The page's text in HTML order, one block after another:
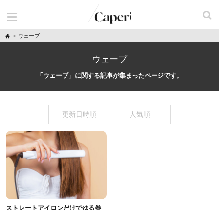
H
o
ウェーブ
ウェーブ
「ウェーブ」に関する記事が集まったページです。
更新日時順 人気順
ストレートアイロンだけでゆる巻